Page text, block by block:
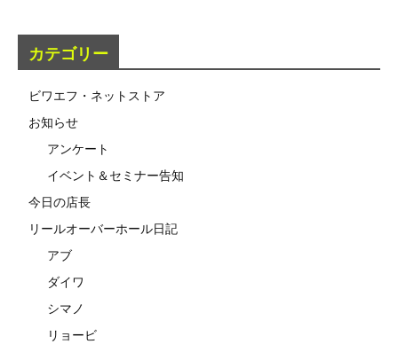
カテゴリー
ビワエフ・ネットストア
お知らせ
アンケート
イベント＆セミナー告知
今日の店長
リールオーバーホール日記
アブ
ダイワ
シマノ
リョービ